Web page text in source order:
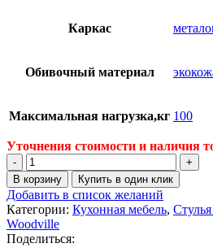
Каркас
Обивочный материал
Максимальная нагрузка,кг 100
Уточнения стоимости и наличия
Количество
товара
Стул
барный
Oazis
В корзину Купить в один клик
Добавить в список желаний
Категории: Кухонная мебель,
Woodville
Поделиться: